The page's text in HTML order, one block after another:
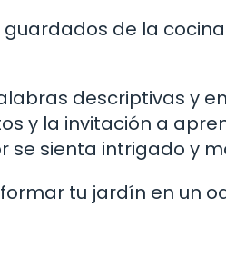
guardados de la
descriptivas y
y la invitación a
se sienta intrigado y
tu jardín en un